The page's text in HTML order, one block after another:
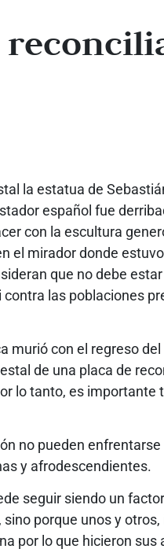
la estatua de
español fue
con la escultura
el mirador donde
que no debe
las poblaciones
murió con el regreso
de una placa de
lo tanto, es importante
no pueden
y afrodescendientes.
seguir siendo un
porque unos y
por lo que hicieron sus